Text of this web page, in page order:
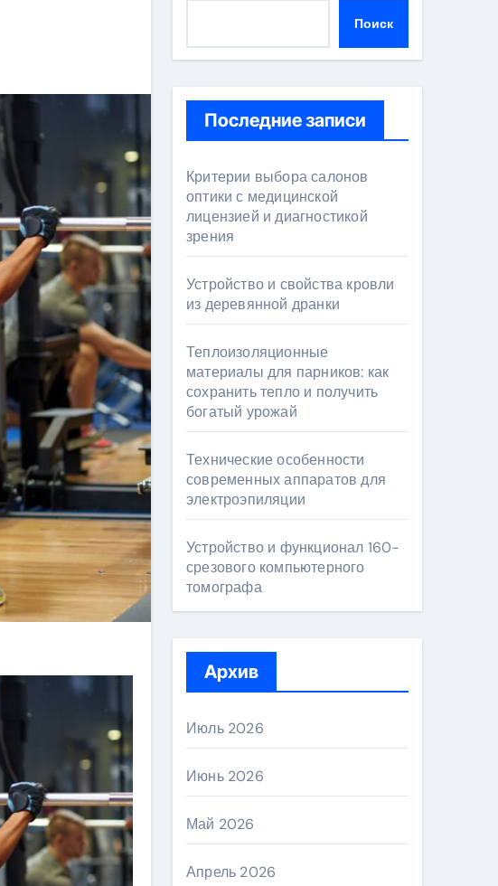
Поиск
Последние записи
Критерии выбора салонов
оптики с медицинской
лицензией и диагностикой
зрения
Устройство и свойства кровли
из деревянной дранки
Теплоизоляционные
материалы для парников: как
сохранить тепло и получить
богатый урожай
Технические особенности
современных аппаратов для
электроэпиляции
Устройство и функционал 160-
срезового компьютерного
томографа
Архив
Июль 2026
Июнь 2026
Май 2026
Апрель 2026